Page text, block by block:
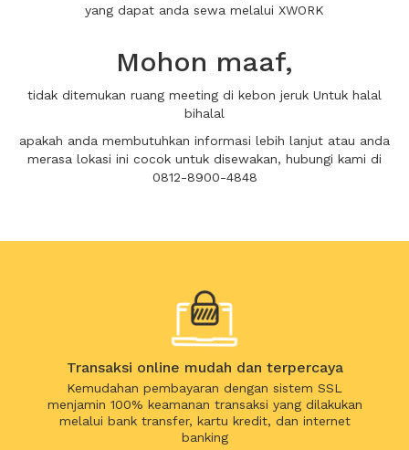
yang dapat anda sewa melalui XWORK
Mohon maaf,
tidak ditemukan ruang meeting di kebon jeruk Untuk halal
bihalal
apakah anda membutuhkan informasi lebih lanjut atau anda
merasa lokasi ini cocok untuk disewakan, hubungi kami di
0812-8900-4848
Transaksi online mudah dan terpercaya
Kemudahan pembayaran dengan sistem SSL
menjamin 100% keamanan transaksi yang dilakukan
melalui bank transfer, kartu kredit, dan internet
banking